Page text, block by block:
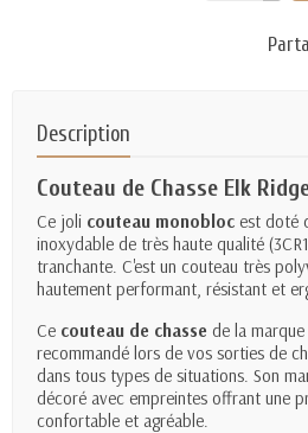
Description
Couteau de Chasse Elk
Ce joli couteau monobloc est doté
inoxydable de très haute qualité
tranchante. C'est un couteau très
hautement performant, résistant et
Ce couteau de chasse de la
recommandé lors de vos sorties de
dans tous types de situations. Son
décoré avec empreintes offrant une
confortable et agréable.